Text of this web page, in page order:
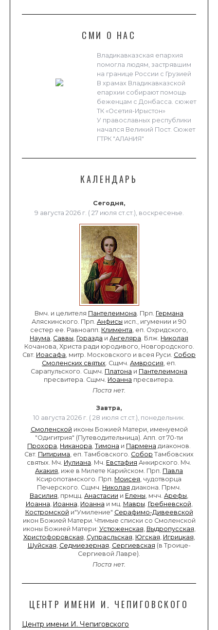
СМИ О НАС
Владикавказская епархия
помогла людям, застрявшим
на границе России с Грузией
В храмах Владикавказской
епархии собирают помощь
беженцам с Донбасса. сюжет
ТК «Осетия-Ирыстон»
У православных республики
начался Великий Пост. Сюжет
ГТРК "АЛАНИЯ"
КАЛЕНДАРЬ
Сегодня,
9 августа 2026 г. ( 27 июля ст.ст.), воскресенье.
Вмч. и целителя Пантелеимона. Прп. Германа
Аляскинского. Прп. Анфисы исп., игумении и 90
сестер ее. Равноапп. Климента, еп. Охридского,
Наума, Саввы, Горазда и Ангеляра. Блж. Николая
Кочанова, Христа ради юродивого, Новгородского.
Свт. Иоасафа, митр. Московского и всея Руси. Собор
Смоленских святых. Сщмч. Амвросия, еп.
Сарапульского. Сщмч. Платона и Пантелеимона
пресвитера. Сщмч. Иоанна пресвитера.
Поста нет.
Завтра,
10 августа 2026 г. ( 28 июля ст.ст.), понедельник.
Смоленской иконы Божией Матери, именуемой
"Одигитрия" (Путеводительница). Апп. от 70-ти
Прохора, Никанора, Тимона и Пармена диаконов.
Свт. Питирима, еп. Тамбовского. Собор Тамбовских
святых. Мч. Иулиана. Мч. Евстафия Анкирского. Мч.
Акакия, иже в Милете Карийском. Прп. Павла
Ксиропотамского. Прп. Моисея, чудотворца
Печерского. Сщмч. Николая диакона. Прмч.
Василия, прмцц. Анастасии и Елены, мчч. Арефы,
Иоанна, Иоанна, Иоанна и мц. Мавры. Гребневской,
Костромской и"Умиление" Серафимо-Дивеевской
икон Божией Матери. Чтимые списки со Смоленской
иконы Божией Матери: Устюженская, Выдропусская,
Христофоровская, Супрасльская, Югская, Игрицкая,
Шуйская, Седмиезерная, Сергиевская (в Троице-
Сергиевой Лавре).
Поста нет.
ЦЕНТР ИМЕНИ И. ЧЕПИГОВСКОГО
Центр имени И. Чепиговского